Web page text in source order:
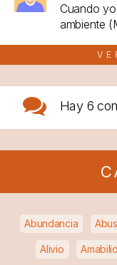
Cuando
ambiente
Hay 6
Abundancia
Alivio